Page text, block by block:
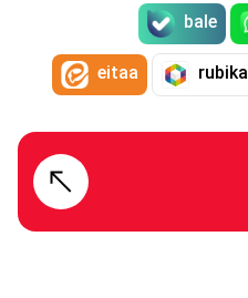
bale
rubika
eitaa